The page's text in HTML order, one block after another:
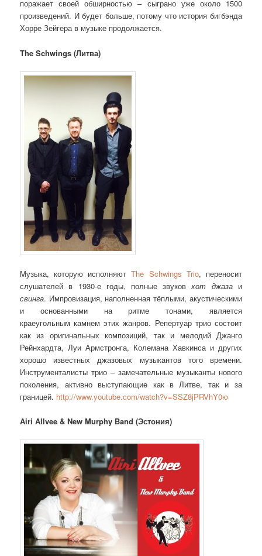
поражает своей обширностью – сыграно уже около 1500
произведений. И будет больше, потому что история бигбэнда
Хорре Зейгера в музыке продолжается.
The Schwings (Литва)
Mузыка, которую исполняютThe Schwings Trio, переносит
слушателей в 1930-е годы, полные звуковхот джазаи
свинга. Импровизация, наполненная тёплыми, акустическими
и основанными на ритме тонами, является
краеугольным камнем этих жанров. Репертуар трио состоит
как из оригинальных композиций, так и мелодий Джанго
Рейнхардта, Луи Армстронга, Колемана Хавкинса и других
хорошо известных джазовых музыкантов того времени.
Инструменталисты трио – замечательные музыканты нового
поколения, активно выступающие как в Литве, так и за
границей. http://www.youtube.com/watch?v=SSZ8jPRVhY0ю
Airi Allvee & New Murphy Band (Эстония)